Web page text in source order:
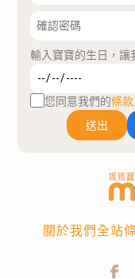
輸入寶寶的生日，讓
您同意我們的條
送出
關於我們全站